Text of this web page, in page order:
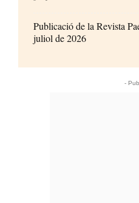
Publicació de la Revista
juliol de 2026
-